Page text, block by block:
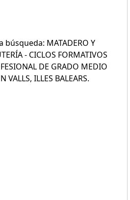
MATADERO Y
- CICLOS FORMATIVOS
DE GRADO MEDIO
VALLS, ILLES BALEARS.